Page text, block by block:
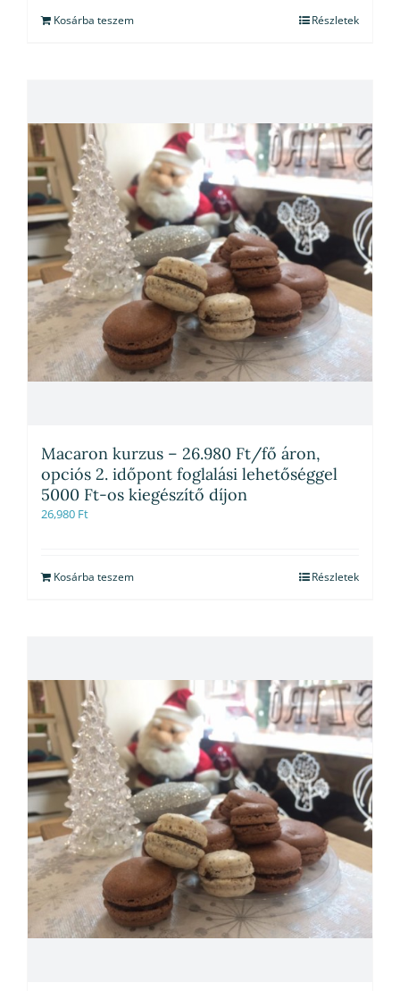
Kosárba teszem Részletek
Macaron kurzus – 26.980 Ft/fő áron,
opciós 2. időpont foglalási lehetőséggel
5000 Ft-os kiegészítő díjon
26,980 Ft
Kosárba teszem Részletek